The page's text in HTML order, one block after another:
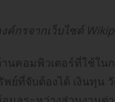
ค์กรจากเว็บไซต์
นคอมพิวเตอร์ที่ใช้ใ
ย์ที่จับต้องได้ เงินทุน